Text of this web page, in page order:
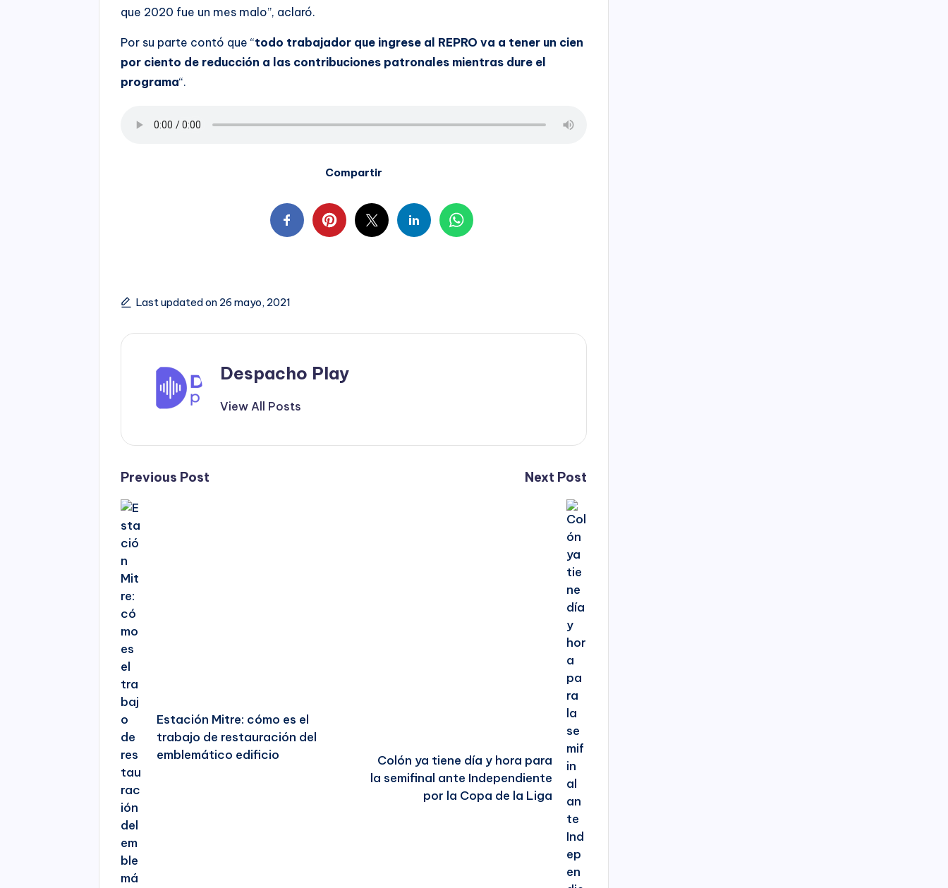
que 2020 fue un mes malo”, aclaró.
Por su parte contó que “todo trabajador que ingrese al REPRO va a tener un cien
por ciento de reducción a las contribuciones patronales mientras dure el
programa“.
Compartir
Last updated on 26 mayo, 2021
Despacho Play
View All Posts
Post
navigation
Previous Post
Estación Mitre: cómo es el
trabajo de restauración del
emblemático edificio
Next Post
Colón ya tiene día y hora para
la semifinal ante Independiente
por la Copa de la Liga